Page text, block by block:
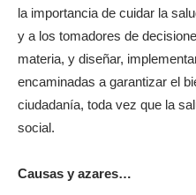
la importancia de cuidar la
y a los tomadores de
materia, y diseñar,
encaminadas a garantizar el
ciudadanía, toda vez que la
social.
Causas y azares…